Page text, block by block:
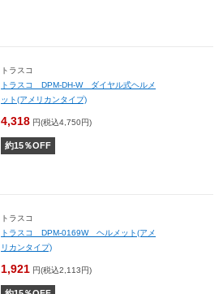
トラスコ
トラスコ DPM-DH-W ダイヤル式ヘルメ
ット(アメリカンタイプ)
4,318 円(税込4,750円)
約15％OFF
トラスコ
トラスコ DPM-0169W ヘルメット(アメ
リカンタイプ)
1,921 円(税込2,113円)